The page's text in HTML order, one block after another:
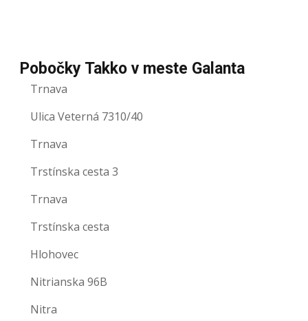
Pobočky Takko v meste Galanta
Trnava
Ulica Veterná 7310/40
Trnava
Trstínska cesta 3
Trnava
Trstínska cesta
Hlohovec
Nitrianska 96B
Nitra